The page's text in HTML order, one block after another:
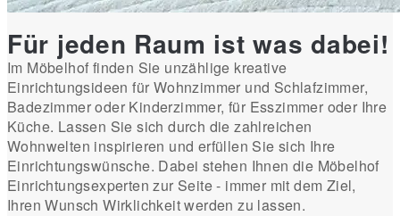
Für jeden Raum ist was dabei!
Im Möbelhof finden Sie unzählige kreative
Einrichtungsideen für Wohnzimmer und Schlafzimmer,
Badezimmer oder Kinderzimmer, für Esszimmer oder Ihre
Küche. Lassen Sie sich durch die zahlreichen
Wohnwelten inspirieren und erfüllen Sie sich Ihre
Einrichtungswünsche. Dabei stehen Ihnen die Möbelhof
Einrichtungsexperten zur Seite - immer mit dem Ziel,
Ihren Wunsch Wirklichkeit werden zu lassen.